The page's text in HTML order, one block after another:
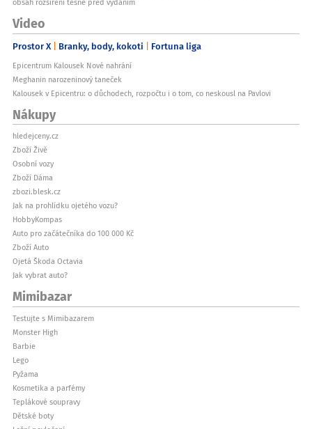
obsah rozšíření těsně před vydáním
Video
Prostor X Branky, body, kokoti Fortuna liga
Epicentrum Kalousek Nové nahrání
Meghanin narozeninový taneček
Kalousek v Epicentru: o důchodech, rozpočtu i o tom, co neskousl na Pavlovi
Nákupy
hledejceny.cz
Zboží Živě
Osobní vozy
Zboží Dáma
zbozi.blesk.cz
Jak na prohlídku ojetého vozu?
HobbyKompas
Auto pro začátečníka do 100 000 Kč
Zboží Auto
Ojetá Škoda Octavia
Jak vybrat auto?
Mimibazar
Testujte s Mimibazarem
Monster High
Barbie
Lego
Pyžama
Kosmetika a parfémy
Teplákové soupravy
Dětské boty